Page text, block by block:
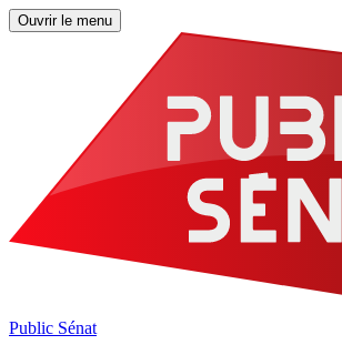
Ouvrir le menu
Public Sénat